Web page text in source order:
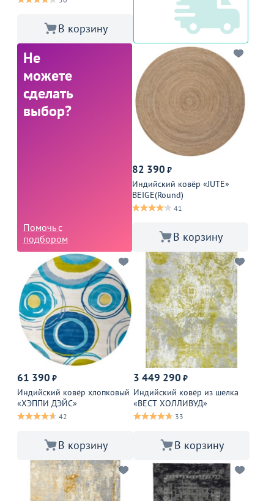
В корзину
Не
можете
сделать
выбор?
Помочь с
подбором
82 390 ₽
Индийский ковёр «JUTE»
BEIGE(Round)
41
В корзину
61 390 ₽
Индийский ковёр хлопковый
«ХЭППИ ДЭЙС»
42
В корзину
3 449 290 ₽
Индийский ковёр из шелка
«ВЕСТ ХОЛЛИВУД»
33
В корзину